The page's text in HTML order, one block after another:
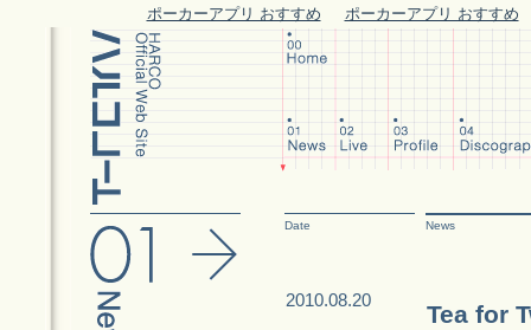
ポーカーアプリ おすすめ ポーカーアプリ おすすめ
Date News
2010.08.20
Tea for